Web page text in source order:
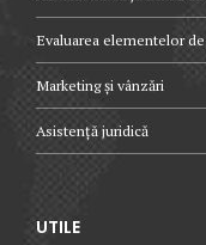
Evaluarea elementelor
Marketing și vânzări
Asistență juridică
UTILE